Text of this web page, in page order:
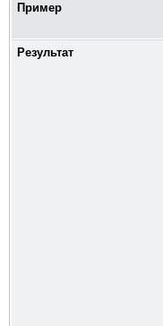
Пример
Результат